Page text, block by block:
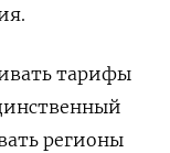
тарифы
регионы